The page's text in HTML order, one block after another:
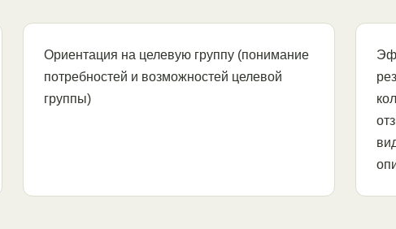
Ориентация на целевую группу (понимание
потребностей и возможностей целевой
группы)